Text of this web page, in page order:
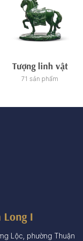
Tượng linh vật
71 sản phẩm
Long I
Lộc, phường Thuận